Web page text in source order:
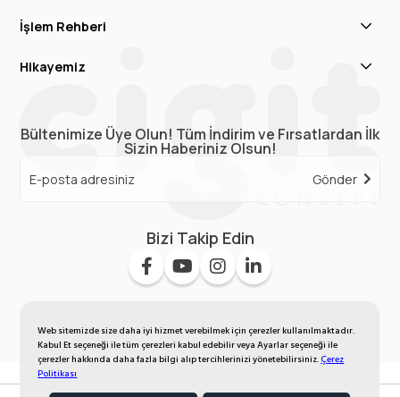
Web sitemizde size daha iyi hizmet verebilmek için çerezler kullanılmaktadır.
Kabul Et seçeneği ile tüm çerezleri kabul edebilir veya Ayarlar seçeneği ile
çerezler hakkında daha fazla bilgi alıp tercihlerinizi yönetebilirsiniz.Çerez
Politikası
İşlem Rehberi
Hikayemiz
Bültenimize Üye Olun! Tüm İndirim ve Fırsatlardan İlk
Sizin Haberiniz Olsun!
Gönder
Bizi Takip Edin